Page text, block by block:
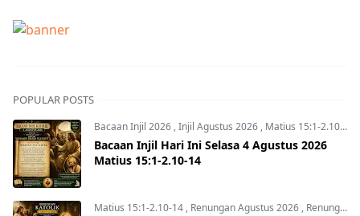
POPULAR POSTS
Bacaan Injil 2026 ,Injil Agustus 2026 , Matius 15:1-2.10-14
Bacaan Injil Hari Ini Selasa 4 Agustus 2026
Matius 15:1-2.10-14
Matius 15:1-2.10-14 , Renungan Agustus 2026 , Renungan Hari Ini